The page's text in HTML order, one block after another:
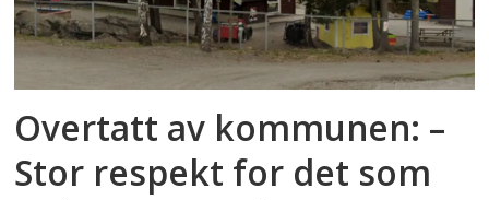
Overtatt av kommunen: –
Stor respekt for det som